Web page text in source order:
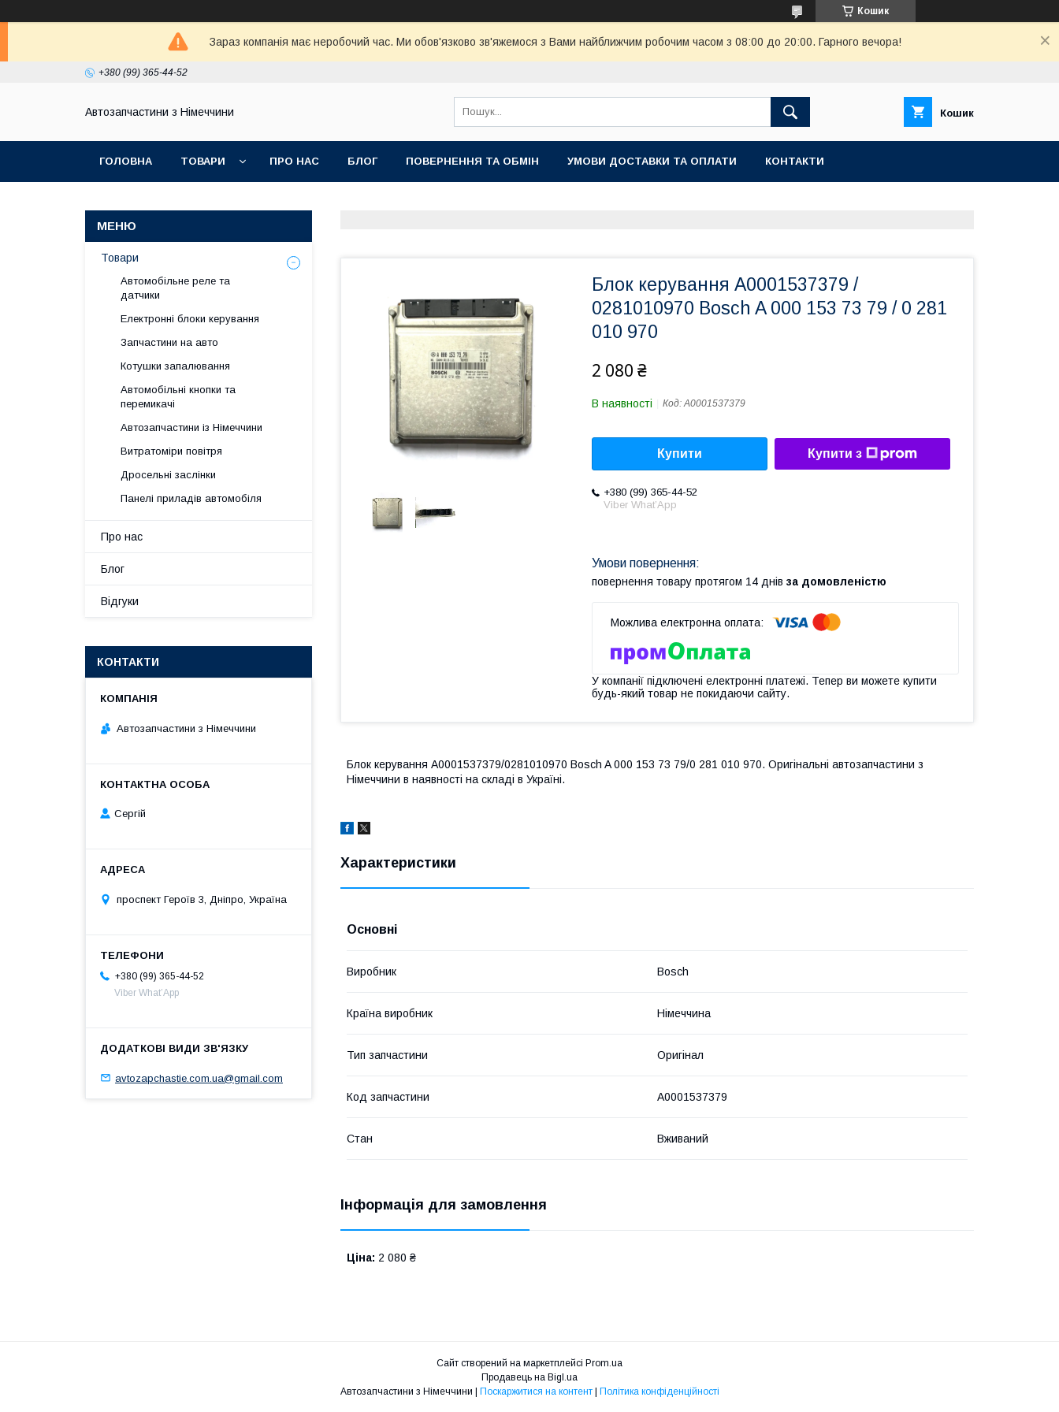
Кошик
Зараз компанія має неробочий час. Ми обов'язково зв'яжемося з Вами найближчим робочим часом з 08:00 до 20:00. Гарного вечора!
+380 (99) 365-44-52
Автозапчастини з Німеччини Кошик
ГОЛОВНА ТОВАРИ ПРО НАС БЛОГ ПОВЕРНЕННЯ ТА ОБМІН УМОВИ ДОСТАВКИ ТА ОПЛАТИ КОНТАКТИ
Блок керування A0001537379 /
0281010970 Bosch A 000 153 73 79 / 0 281
010 970
2 080 ₴
В наявності Код:A0001537379
Купити Купити з
+380 (99) 365-44-52
Viber What’App
повернення товару протягом 14 днів за домовленістю
У компанії підключені електронні платежі. Тепер ви можете купити
будь-який товар не покидаючи сайту.
Блок керування A0001537379/0281010970 Bosch A 000 153 73 79/0 281 010 970. Оригінальні автозапчастини з
Німеччини в наявності на складі в Україні.
Характеристики
Основні
Виробник Bosch
Країна виробник Німеччина
Тип запчастини Оригінал
Код запчастини A0001537379
Стан Вживаний
Інформація для замовлення
Ціна: 2 080 ₴
Товари
Автомобільне реле та
датчики
Електронні блоки керування
Запчастини на авто
Котушки запалювання
Автомобільні кнопки та
перемикачі
Автозапчастини із Німеччини
Витратоміри повітря
Дросельні заслінки
Панелі приладів автомобіля
Про нас
Блог
Відгуки
КОНТАКТИ
Автозапчастини з Німеччини
Сергій
проспект Героїв 3, Дніпро, Україна
+380 (99) 365-44-52
Viber What’App
avtozapchastie.com.ua@gmail.com
Сайт створений на маркетплейсі Prom.ua
Продавець на Bigl.ua
Автозапчастини з Німеччини | Поскаржитися на контент | Політика конфіденційності